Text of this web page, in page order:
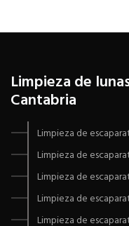
Limpieza de
Cantabria
Limpieza de
Limpieza de
Limpieza de
Limpieza de
Limpieza de